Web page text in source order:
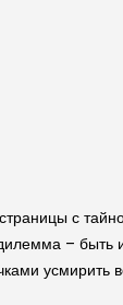
с
– быть